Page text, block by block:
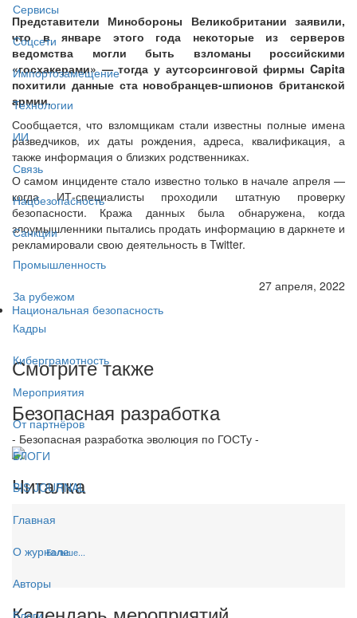
Сервисы
Соцсети
Импортозамещение
Технологии
ИИ
Связь
Нацбезопасность
Санкции
Промышленность
За рубежом
Кадры
Киберграмотность
Мероприятия
От партнёров
БЛОГИ
BIS JOURNAL
Главная
О журнале
Авторы
Блоги
Представители Минобороны Великобритании заявили,
что в январе этого года некоторые из серверов
ведомства могли быть взломаны российскими
«госхакерами» — тогда у аутсорсинговой фирмы Capita
похитили данные ста новобранцев-шпионов британской
армии.
Сообщается, что взломщикам стали известны полные имена
разведчиков, их даты рождения, адреса, квалификация, а
также информация о близких родственниках.
О самом инциденте стало известно только в начале апреля —
когда ИТ-специалисты проходили штатную проверку
безопасности. Кража данных была обнаружена, когда
злоумышленники пытались продать информацию в даркнете и
рекламировали свою деятельность в Twitter.
27 апреля, 2022
Национальная безопасность
Смотрите также
Безопасная разработка
- Безопасная разработка эволюция по ГОСТу -
Читалка
Больше...